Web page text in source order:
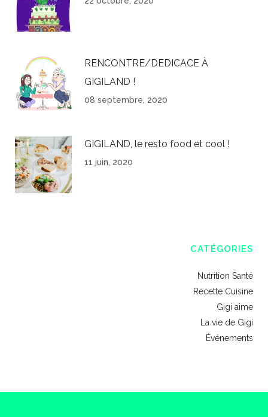
RENCONTRE/DEDICACE À
GIGILAND !
08 septembre, 2020
GIGILAND, le resto food et cool !
11 juin, 2020
CATÉGORIES
Nutrition Santé
Recette Cuisine
Gigi aime
La vie de Gigi
Événements